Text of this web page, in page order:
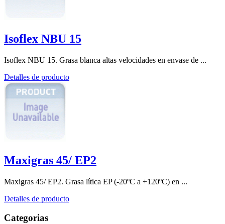
Isoflex NBU 15
Isoflex NBU 15. Grasa blanca altas velocidades en envase de ...
Detalles de producto
Maxigras 45/ EP2
Maxigras 45/ EP2. Grasa lítica EP (-20ºC a +120ºC) en ...
Detalles de producto
Categorias